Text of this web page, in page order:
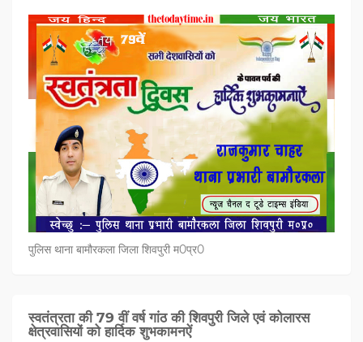
पुलिस थाना बामौरकला जिला शिवपुरी म0प्र0
स्वतंत्रता की 79 वीं वर्ष गांठ की शिवपुरी जिले एवं कोलारस
क्षेत्रवासियों को हार्दिक शुभकामनऐं